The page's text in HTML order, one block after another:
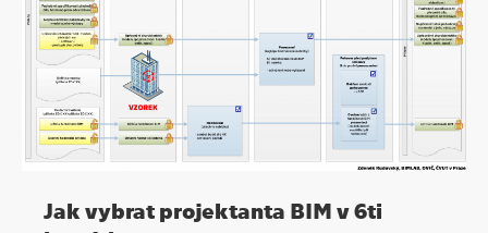
Jak vybrat projektanta BIM v 6ti